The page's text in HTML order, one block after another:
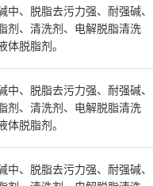
、脱脂去污力强、耐强碱、
剂、清洗剂、电解脱脂清洗
体脱脂剂。
、脱脂去污力强、耐强碱、
剂、清洗剂、电解脱脂清洗
体脱脂剂。
、脱脂去污力强、耐强碱、